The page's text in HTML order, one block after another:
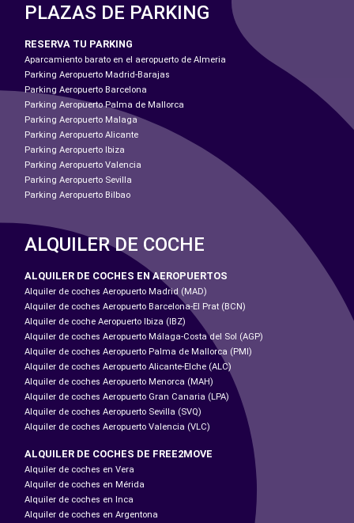
PLAZAS DE PARKING
RESERVA TU PARKING
Aparcamiento barato en el aeropuerto de Almeria
Parking Aeropuerto Madrid-Barajas
Parking Aeropuerto Barcelona
Parking Aeropuerto Palma de Mallorca
Parking Aeropuerto Malaga
Parking Aeropuerto Alicante
Parking Aeropuerto Ibiza
Parking Aeropuerto Valencia
Parking Aeropuerto Sevilla
Parking Aeropuerto Bilbao
ALQUILER DE COCHE
ALQUILER DE COCHES EN AEROPUERTOS
Alquiler de coches Aeropuerto Madrid (MAD)
Alquiler de coches Aeropuerto Barcelona-El Prat (BCN)
Alquiler de coche Aeropuerto Ibiza (IBZ)
Alquiler de coches Aeropuerto Málaga-Costa del Sol (AGP)
Alquiler de coches Aeropuerto Palma de Mallorca (PMI)
Alquiler de coches Aeropuerto Alicante-Elche (ALC)
Alquiler de coches Aeropuerto Menorca (MAH)
Alquiler de coches Aeropuerto Gran Canaria (LPA)
Alquiler de coches Aeropuerto Sevilla (SVQ)
Alquiler de coches Aeropuerto Valencia (VLC)
ALQUILER DE COCHES DE FREE2MOVE
Alquiler de coches en Vera
Alquiler de coches en Mérida
Alquiler de coches en Inca
Alquiler de coches en Argentona